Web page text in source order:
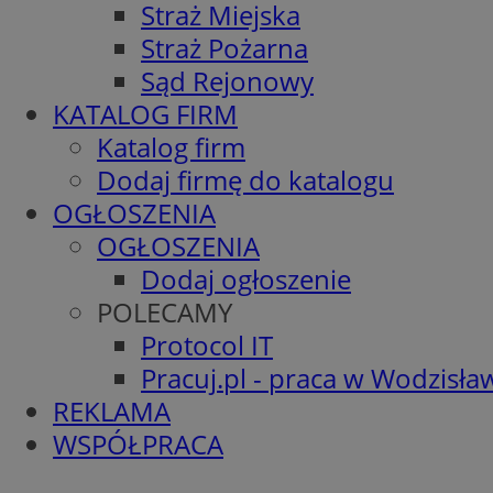
Straż Miejska
Straż Pożarna
Sąd Rejonowy
KATALOG FIRM
Katalog firm
Dodaj firmę do katalogu
OGŁOSZENIA
OGŁOSZENIA
Dodaj ogłoszenie
POLECAMY
Protocol IT
Pracuj.pl - praca w
REKLAMA
WSPÓŁPRACA